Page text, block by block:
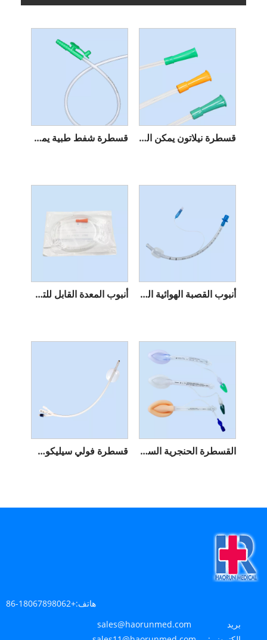
قسطرة شفط طبية يمكن التخلص منها قسطرة نيلاتون يمكن التخلص منها
أنبوب المعدة القابل للتصرف أنبوب القصبة الهوائية القابل للتصرف
قسطرة فولي سيليكون طبية يمكن التخلص منها القسطرة الحنجرية السيليكونية التي يمكن التخلص منها طبيًا
هاتف:+86-18067898062
بريد
sales@haorunmed.com